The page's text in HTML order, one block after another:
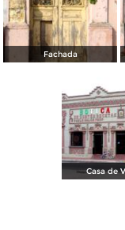
Fachada
Casa de